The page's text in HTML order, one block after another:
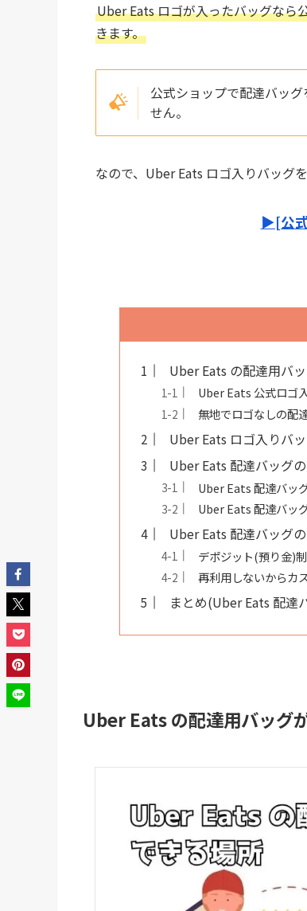
Uber Eats ロゴが入ったバッグなら
きます。
公式ショップで配達バッ
せん。
なので、Uber Eats ロゴ入りバッグ
▶︎[公
Uber Eats の配達用バ
Uber Eats 公式ロゴ
無地でロゴなしの配
Uber Eats ロゴ入りバ
Uber Eats 配達バッグ
Uber Eats 配達バッ
Uber Eats 配達バッ
Uber Eats 配達バッグ
デポジット(預り金)
再利用しないからカ
まとめ(Uber Eats 配達
Uber Eats の配達用バッグ